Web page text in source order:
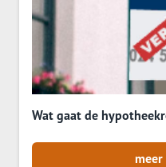
Wat gaat de